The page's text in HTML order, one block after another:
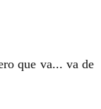
que va... va de